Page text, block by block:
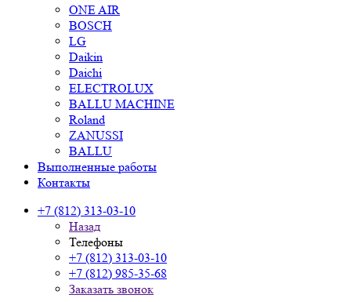
ONE AIR
BOSCH
LG
Daikin
Daichi
ELECTROLUX
BALLU MACHINE
Roland
ZANUSSI
BALLU
Выполненные работы
Контакты
+7 (812) 313-03-10
Назад
Телефоны
+7 (812) 313-03-10
+7 (812) 985-35-68
Заказать звонок